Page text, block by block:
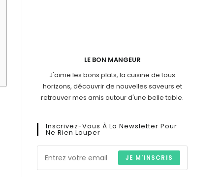
LE BON MANGEUR
J'aime les bons plats, la cuisine de tous
horizons, découvrir de nouvelles saveurs et
retrouver mes amis autour d'une belle table.
Inscrivez-Vous À La Newsletter Pour
Ne Rien Louper
JE M'INSCRIS